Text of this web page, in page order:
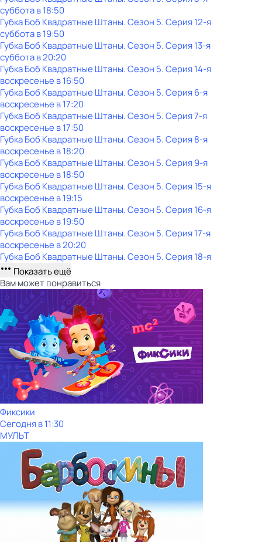
субботав18:50
Губка Боб Квадратные Штаны. Сезон 5. Серия 12-я
субботав19:50
Губка Боб Квадратные Штаны. Сезон 5. Серия 13-я
субботав20:20
Губка Боб Квадратные Штаны. Сезон 5. Серия 14-я
воскресенье в16:50
Губка Боб Квадратные Штаны. Сезон 5. Серия 6-я
воскресенье в17:20
Губка Боб Квадратные Штаны. Сезон 5. Серия 7-я
воскресенье в17:50
Губка Боб Квадратные Штаны. Сезон 5. Серия 8-я
воскресенье в18:20
Губка Боб Квадратные Штаны. Сезон 5. Серия 9-я
воскресенье в18:50
Губка Боб Квадратные Штаны. Сезон 5. Серия 15-я
воскресенье в19:15
Губка Боб Квадратные Штаны. Сезон 5. Серия 16-я
воскресенье в19:50
Губка Боб Квадратные Штаны. Сезон 5. Серия 17-я
воскресенье в20:20
Губка Боб Квадратные Штаны. Сезон 5. Серия 18-я
Показать ещё
Вам может понравиться
Фиксики
Сегодня в 11:30
МУЛЬТ